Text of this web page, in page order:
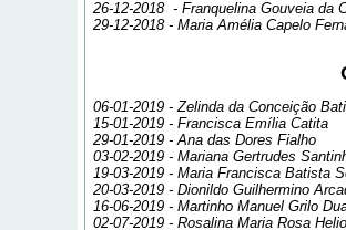
26-12-2018 - Franquelina Gouveia da
29-12-2018 - Maria Amélia Capelo
06-01-2019 - Zelinda da Conceição
15-01-2019 - Francisca Emília Catita
29-01-2019 - Ana das Dores Fialho
03-02-2019 - Mariana Gertrudes
19-03-2019 - Maria Francisca Batista
20-03-2019 - Dionildo Guilhermino
16-06-2019 - Martinho Manuel Grilo
02-07-2019 - Rosalina Maria Rosa